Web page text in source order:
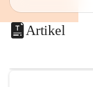
Artikel